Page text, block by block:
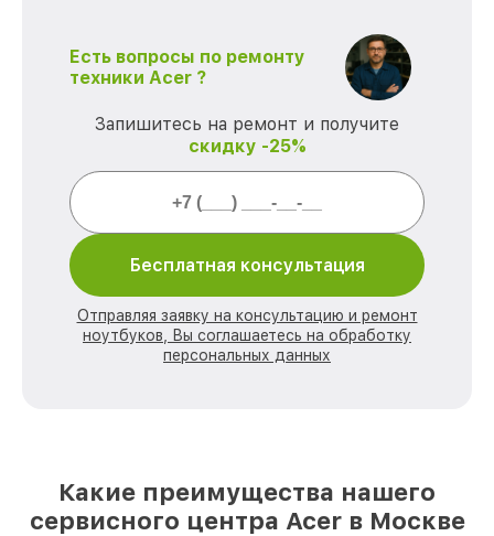
Есть вопросы по ремонту
техники Acer ?
Запишитесь на ремонт и получите
скидку -25%
Бесплатная консультация
Отправляя заявку на консультацию и ремонт
ноутбуков, Вы соглашаетесь на обработку
персональных данных
Какие преимущества нашего
сервисного центра Acer в Москве